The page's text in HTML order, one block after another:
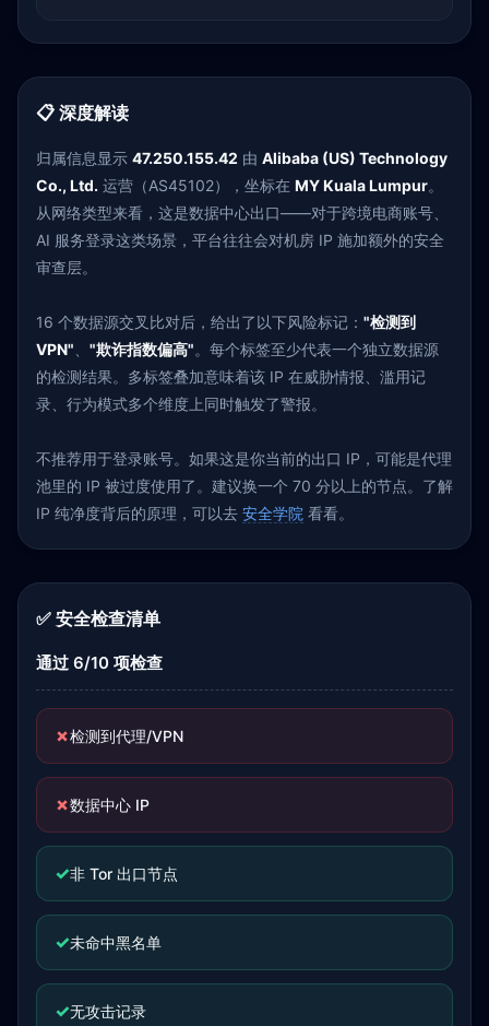
📋 深度解读
归属信息显示 47.250.155.42 由 Alibaba (US) Technology
Co., Ltd. 运营（AS45102），坐标在 MY Kuala Lumpur。
从网络类型来看，这是数据中心出口——对于跨境电商账号、
AI 服务登录这类场景，平台往往会对机房 IP 施加额外的安全
审查层。
16 个数据源交叉比对后，给出了以下风险标记： "检测到
VPN"
"欺诈指数偏高"。每个标签至少代表一个独立数据源
的检测结果。多标签叠加意味着该 IP 在威胁情报、滥用记
录、行为模式多个维度上同时触发了警报。
不推荐用于登录账号。如果这是你当前的出口 IP，可能是代理
池里的 IP 被过度使用了。建议换一个 70 分以上的节点。了解
IP 纯净度背后的原理，可以去 安全学院 看看。
✅ 安全检查清单
通过 6/10 项检查
✗检测到代理/VPN
✗数据中心 IP
✓非 Tor 出口节点
✓未命中黑名单
✓无攻击记录